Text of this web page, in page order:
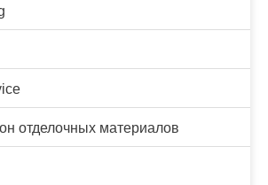
отделочных материалов